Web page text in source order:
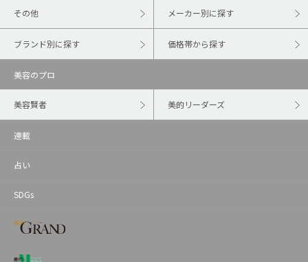
その他 メーカー別に探す
ブランド別に探す 価格帯から探す
美容のプロ
美容賢者 美的リーダーズ
連載
占い
SDGs